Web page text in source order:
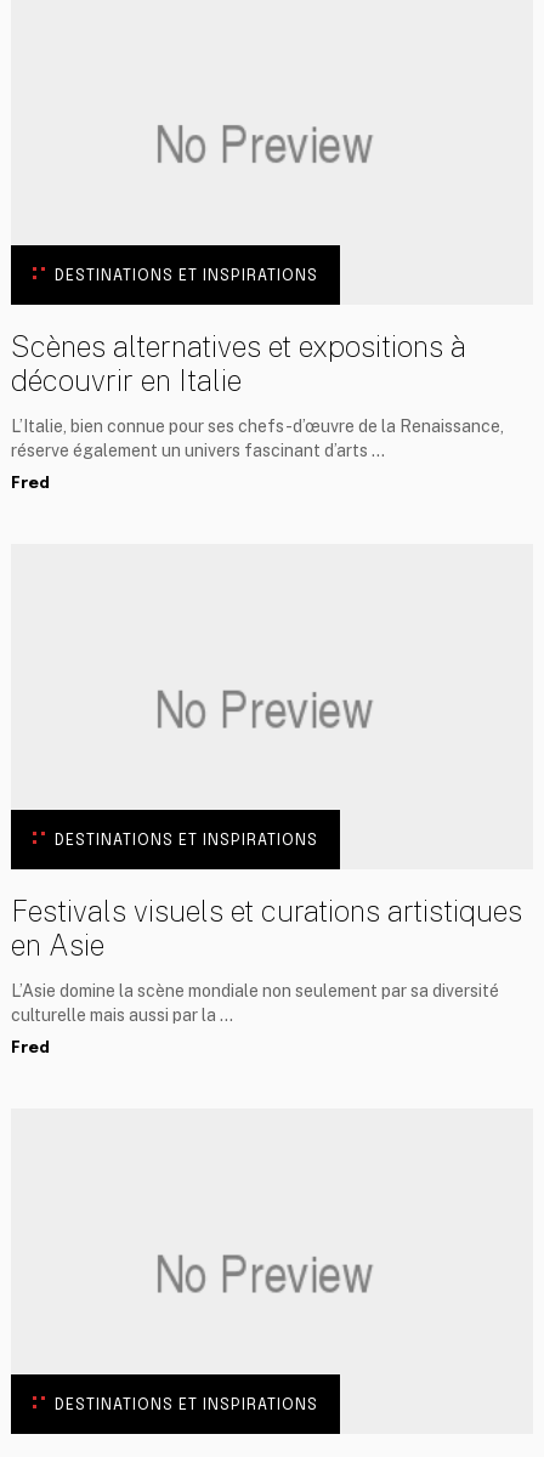
DESTINATIONS ET INSPIRATIONS
Scènes alternatives et expositions à
découvrir en Italie
L’Italie, bien connue pour ses chefs-d’œuvre de la Renaissance,
réserve également un univers fascinant d’arts …
Fred
DESTINATIONS ET INSPIRATIONS
Festivals visuels et curations artistiques
en Asie
L’Asie domine la scène mondiale non seulement par sa diversité
culturelle mais aussi par la …
Fred
DESTINATIONS ET INSPIRATIONS